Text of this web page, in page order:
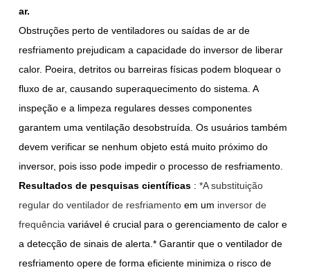
ar.
Obstruções perto de ventiladores ou saídas de ar de
resfriamento prejudicam a capacidade do inversor de liberar
calor. Poeira, detritos ou barreiras físicas podem bloquear o
fluxo de ar, causando superaquecimento do sistema. A
inspeção e a limpeza regulares desses componentes
garantem uma ventilação desobstruída. Os usuários também
devem verificar se nenhum objeto está muito próximo do
inversor, pois isso pode impedir o processo de resfriamento.
Resultados de pesquisas científicas : *A substituição
regular do ventilador de resfriamento em um inversor de
frequência variável é crucial para o gerenciamento de calor e
a detecção de sinais de alerta.* Garantir que o ventilador de
resfriamento opere de forma eficiente minimiza o risco de